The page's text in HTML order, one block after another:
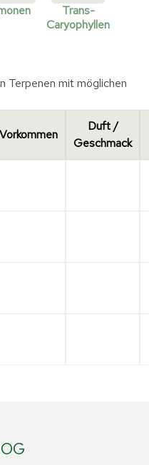
Trans-
Caryophyllen
Terpenen mit möglichen
Vorkommen
Duft /
Geschmack